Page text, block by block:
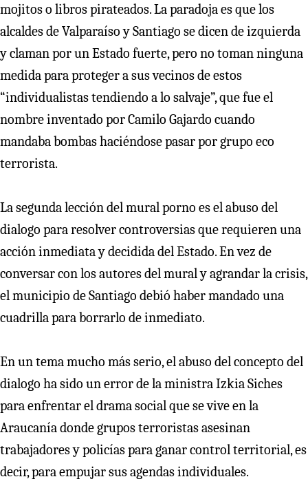
mojitos o libros pirateados. La paradoja es que los
alcaldes de Valparaíso y Santiago se dicen de izquierda
y claman por un Estado fuerte, pero no toman ninguna
medida para proteger a sus vecinos de estos
“individualistas tendiendo a lo salvaje”, que fue el
nombre inventado por Camilo Gajardo cuando
mandaba bombas haciéndose pasar por grupo eco
terrorista.
La segunda lección del mural porno es el abuso del
dialogo para resolver controversias que requieren una
acción inmediata y decidida del Estado. En vez de
conversar con los autores del mural y agrandar la crisis,
el municipio de Santiago debió haber mandado una
cuadrilla para borrarlo de inmediato.
En un tema mucho más serio, el abuso del concepto del
dialogo ha sido un error de la ministra Izkia Siches
para enfrentar el drama social que se vive en la
Araucanía donde grupos terroristas asesinan
trabajadores y policías para ganar control territorial, es
decir, para empujar sus agendas individuales.